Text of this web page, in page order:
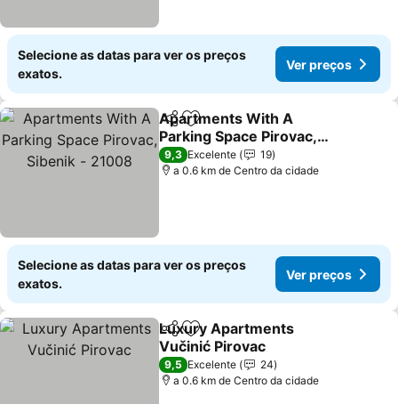
Selecione as datas para ver os preços
exatos.
Ver preços
PartilharAdicionar aos favoritos
Apartments With A
Parking Space Pirovac,
Sibenik - 21008
Ver preços
9,3 Excelente
19
a 0.6 km de Centro da cidade
Selecione as datas para ver os preços
exatos.
Ver preços
PartilharAdicionar aos favoritos
Luxury Apartments
Vučinić Pirovac
Ver preços
9,5 Excelente
24
a 0.6 km de Centro da cidade